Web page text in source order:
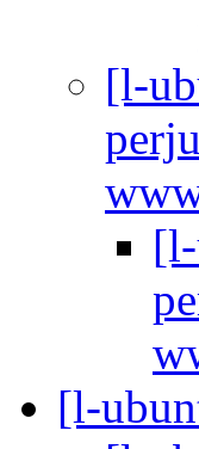
[l-
[l-